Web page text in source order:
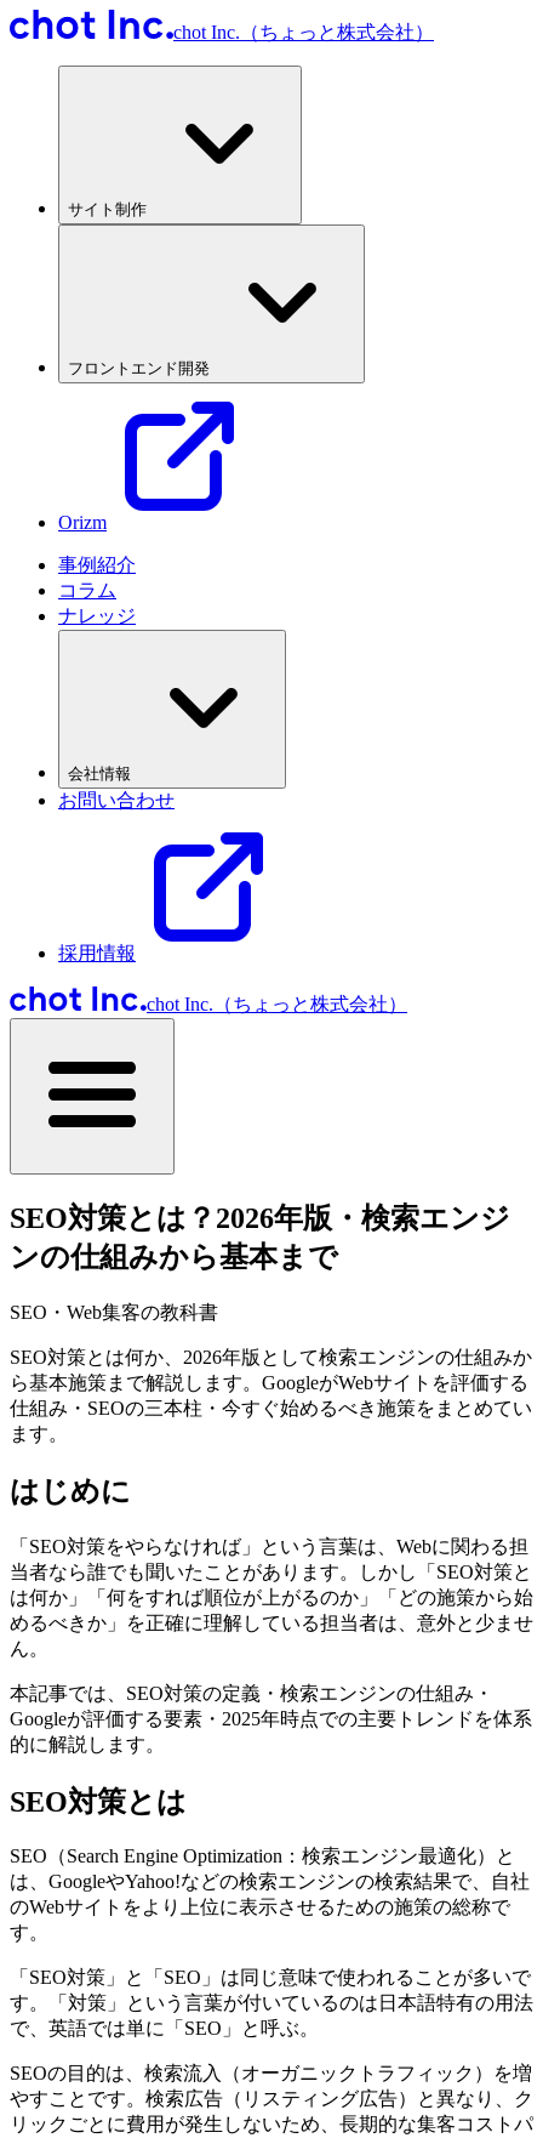
chot Inc.（ちょっと株式会社）
サイト制作
フロントエンド開発
Orizm
事例紹介
コラム
ナレッジ
会社情報
お問い合わせ
採用情報
chot Inc.（ちょっと株式会社）
SEO対策とは？2026年版・検索エンジ
ンの仕組みから基本まで
SEO・Web集客の教科書
SEO対策とは何か、2026年版として検索エンジンの仕組みか
ら基本施策まで解説します。GoogleがWebサイトを評価する
仕組み・SEOの三本柱・今すぐ始めるべき施策をまとめてい
ます。
はじめに
「SEO対策をやらなければ」という言葉は、Webに関わる担
当者なら誰でも聞いたことがあります。しかし「SEO対策と
は何か」「何をすれば順位が上がるのか」「どの施策から始
めるべきか」を正確に理解している担当者は、意外と少ませ
ん。
本記事では、SEO対策の定義・検索エンジンの仕組み・
Googleが評価する要素・2025年時点での主要トレンドを体系
的に解説します。
SEO対策とは
SEO（Search Engine Optimization：検索エンジン最適化）と
は、GoogleやYahoo!などの検索エンジンの検索結果で、自社
のWebサイトをより上位に表示させるための施策の総称で
す。
「SEO対策」と「SEO」は同じ意味で使われることが多いで
す。「対策」という言葉が付いているのは日本語特有の用法
で、英語では単に「SEO」と呼ぶ。
SEOの目的は、検索流入（オーガニックトラフィック）を増
やすことです。検索広告（リスティング広告）と異なり、ク
リックごとに費用が発生しないため、長期的な集客コストパ